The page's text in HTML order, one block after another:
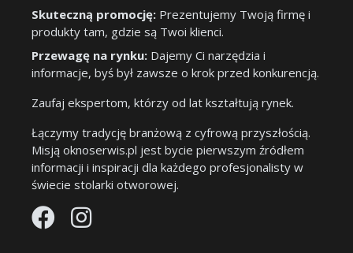
Skuteczną promocję: Prezentujemy Twoją firmę i
produkty tam, gdzie są Twoi klienci.
Przewagę na rynku: Dajemy Ci narzędzia i
informacje, byś był zawsze o krok przed konkurencją.
Zaufaj ekspertom, którzy od lat kształtują rynek.
Łączymy tradycję branżową z cyfrową przyszłością.
Misją oknoserwis.pl jest bycie pierwszym źródłem
informacji i inspiracji dla każdego profesjonalisty w
świecie stolarki otworowej.